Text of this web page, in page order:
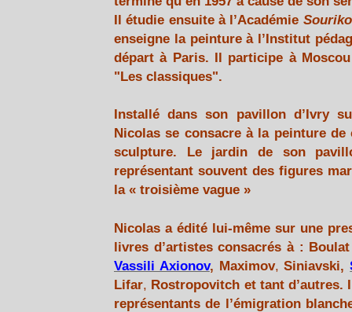
Il étudie ensuite à l’Académie
enseigne la peinture à l’Institut
départ à Paris. Il participe à
"Les classiques".
Installé dans son pavillon d’Ivry
Nicolas se consacre à la peinture
sculpture. Le jardin de son
représentant souvent des figures
la « troisième vague »
Nicolas a édité lui-même sur une
livres d’artistes consacrés à :
Vassili Axionov, Maximov,Siniavski,
Lifar, Rostropovitch et tant d’autres.
représentants de l’émigration